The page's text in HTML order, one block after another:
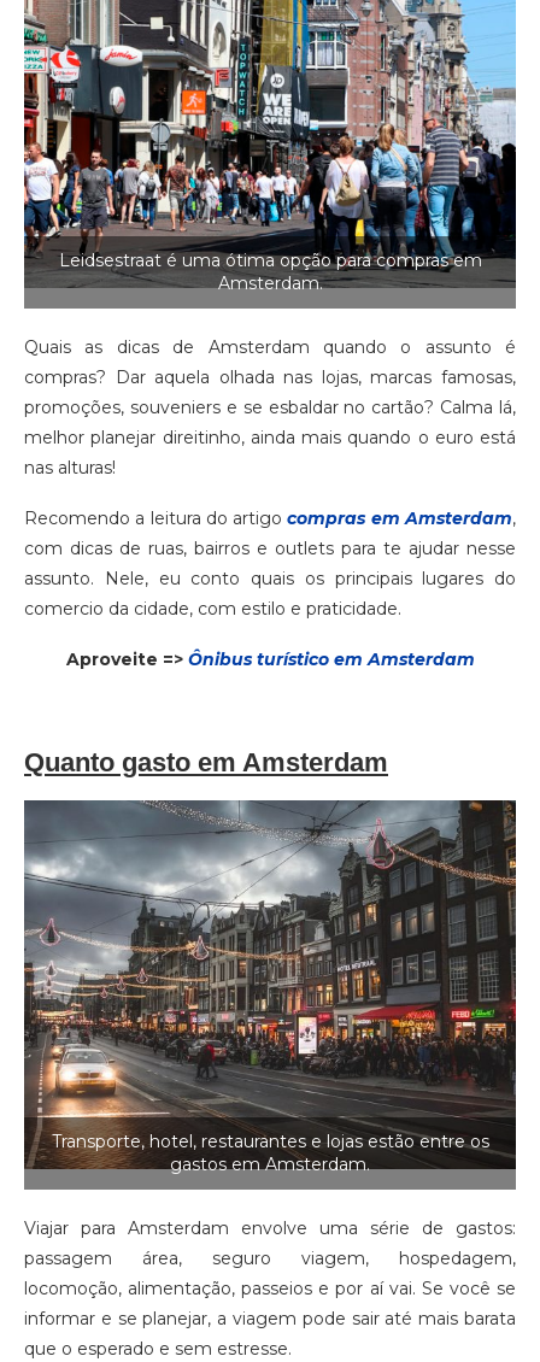
Leidsestraat é uma ótima opção para compras em
Amsterdam.
Quais as dicas de Amsterdam quando o assunto é
compras? Dar aquela olhada nas lojas, marcas famosas,
promoções, souveniers e se esbaldar no cartão? Calma lá,
melhor planejar direitinho, ainda mais quando o euro está
nas alturas!
Recomendo a leitura do artigocompras em Amsterdam,
com dicas de ruas, bairros e outlets para te ajudar nesse
assunto. Nele, eu conto quais os principais lugares do
comercio da cidade, com estilo e praticidade.
Aproveite => Ônibus turístico em Amsterdam
Quanto gasto em Amsterdam
Transporte, hotel, restaurantes e lojas estão entre os
gastos em Amsterdam.
Viajar para Amsterdam envolve uma série de gastos:
passagem área, seguro viagem, hospedagem,
locomoção, alimentação, passeios e por aí vai. Se você se
informar e se planejar, a viagem pode sair até mais barata
que o esperado e sem estresse.